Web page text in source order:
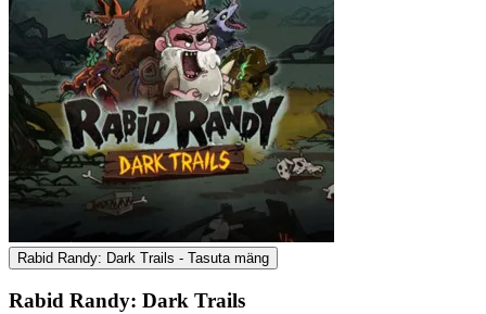
Rabid Randy: Dark Trails - Tasuta mäng
Rabid Randy: Dark Trails